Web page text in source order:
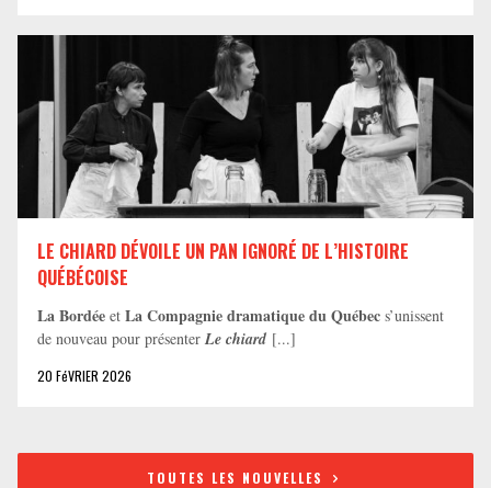
LE CHIARD DÉVOILE UN PAN IGNORÉ DE L’HISTOIRE
QUÉBÉCOISE
La Bordée et La Compagnie dramatique du Québec s’unissent
de nouveau pour présenter Le chiard [...]
20 FéVRIER 2026
TOUTES LES NOUVELLES